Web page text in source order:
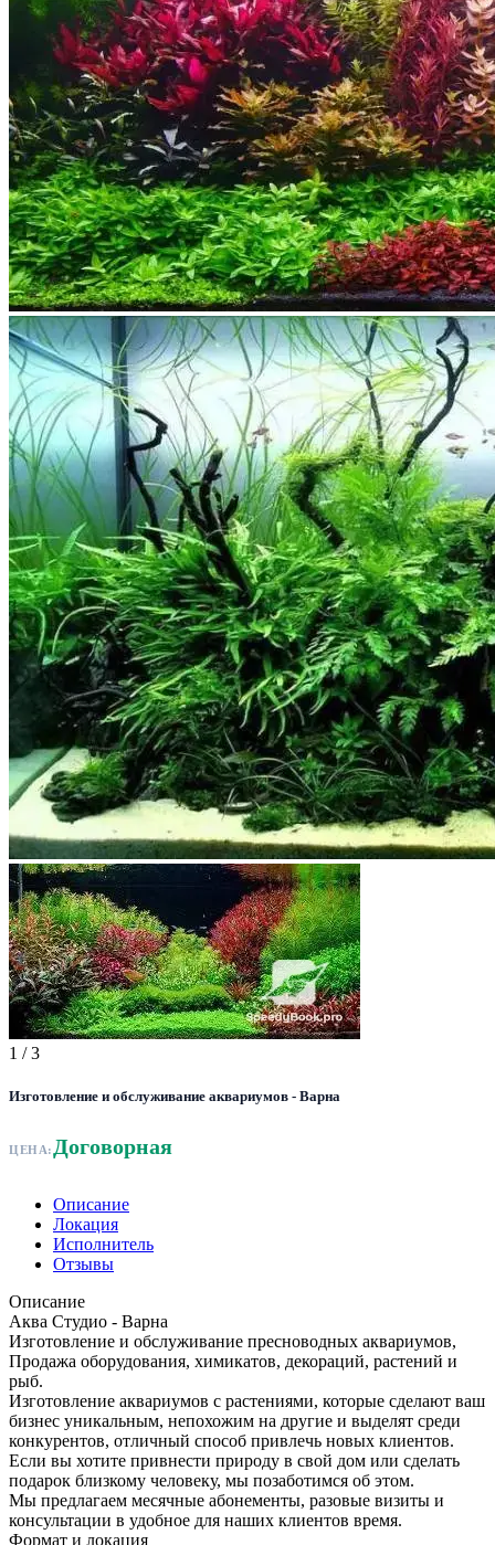
1 / 3
Изготовление и обслуживание аквариумов - Варна
ЦЕНА: Договорная
Описание
Локация
Исполнитель
Отзывы
Описание
Аква Студио - Варна
Изготовление и обслуживание пресноводных аквариумов,
Продажа оборудования, химикатов, декораций, растений и
рыб.
Изготовление аквариумов с растениями, которые сделают ваш
бизнес уникальным, непохожим на другие и выделят среди
конкурентов, отличный способ привлечь новых клиентов.
Если вы хотите привнести природу в свой дом или сделать
подарок близкому человеку, мы позаботимся об этом.
Мы предлагаем месячные абонементы, разовые визиты и
консультации в удобное для наших клиентов время.
Формат и локация